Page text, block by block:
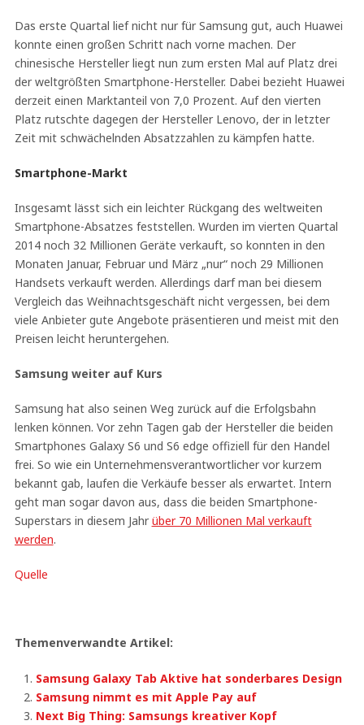
Das erste Quartal lief nicht nur für Samsung gut, auch Huawei
konnte einen großen Schritt nach vorne machen. Der
chinesische Hersteller liegt nun zum ersten Mal auf Platz drei
der weltgrößten Smartphone-Hersteller. Dabei bezieht Huawei
derzeit einen Marktanteil von 7,0 Prozent. Auf den vierten
Platz rutschte dagegen der Hersteller Lenovo, der in letzter
Zeit mit schwächelnden Absatzzahlen zu kämpfen hatte.
Smartphone-Markt
Insgesamt lässt sich ein leichter Rückgang des weltweiten
Smartphone-Absatzes feststellen. Wurden im vierten Quartal
2014 noch 32 Millionen Geräte verkauft, so konnten in den
Monaten Januar, Februar und März „nur“ noch 29 Millionen
Handsets verkauft werden. Allerdings darf man bei diesem
Vergleich das Weihnachtsgeschäft nicht vergessen, bei dem
viele Anbieter gute Angebote präsentieren und meist mit den
Preisen leicht heruntergehen.
Samsung weiter auf Kurs
Samsung hat also seinen Weg zurück auf die Erfolgsbahn
lenken können. Vor zehn Tagen gab der Hersteller die beiden
Smartphones Galaxy S6 und S6 edge offiziell für den Handel
frei. So wie ein Unternehmensverantwortlicher vor kurzem
bekannt gab, laufen die Verkäufe besser als erwartet. Intern
geht man sogar davon aus, dass die beiden Smartphone-
Superstars in diesem Jahr über 70 Millionen Mal verkauft
werden.
Quelle
Themenverwandte Artikel:
Samsung Galaxy Tab Aktive hat sonderbares Design
Samsung nimmt es mit Apple Pay auf
Next Big Thing: Samsungs kreativer Kopf